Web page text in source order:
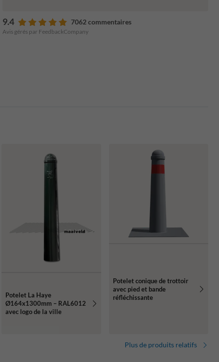
9.4 7062 commentaires
Avis gérés par FeedbackCompany
Potelet La Haye
Ø164x1300mm – RAL6012
avec logo de la ville
Potelet conique de trottoir
avec pied et bande
réfléchissante
Plus de produits relatifs